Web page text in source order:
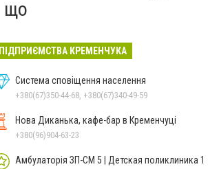
що
ПІДПРИЄМСТВА КРЕМЕНЧУКА
Система сповіщення населення
+380(67)350-44-68, +380(67)340-49-59
Нова Диканька, кафе-бар в Кременчуці
+380(96)904-63-23
Амбулаторія ЗП-СМ 5 | Детская поликлиника 1